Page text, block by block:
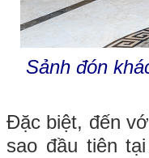
Sảnh đón
Đặc biệt, đến
sao đầu tiên